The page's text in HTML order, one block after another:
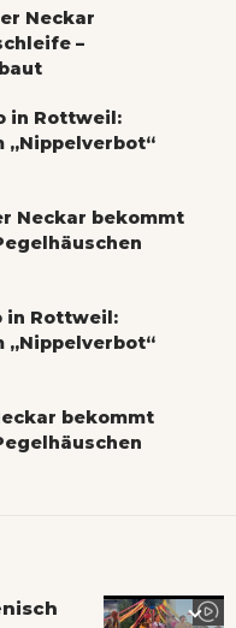
Neckar
–
in Rottweil:
„Nippelverbot“
Neckar bekommt
in Rottweil:
„Nippelverbot“
bekommt